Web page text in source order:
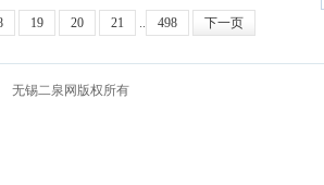
19 20 21 .. 498 下一页
无锡二泉网版权所有